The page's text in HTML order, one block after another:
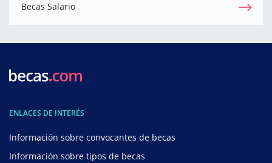
Becas Salario
ENLACES DE INTERÉS
Información sobre convocantes de becas
Información sobre tipos de becas